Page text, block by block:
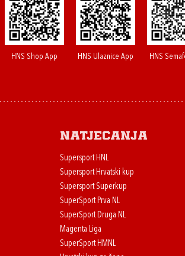
HNS Shop App HNS Ulaznice App HNS
Natjecanja
Supersport HNL
Supersport Hrvatski kup
Supersport Superkup
SuperSport Prva NL
SuperSport Druga NL
Magenta Liga
SuperSport HMNL